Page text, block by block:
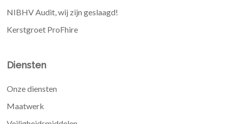
NIBHV Audit, wij zijn geslaagd!
Kerstgroet ProFhire
Diensten
Onze diensten
Maatwerk